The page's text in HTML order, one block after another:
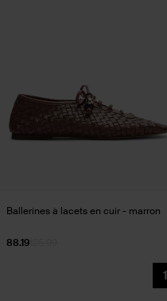
Ballerines à lacets en cuir - marron
88.19
1